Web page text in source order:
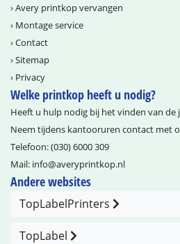
›Avery printkop vervangen
› Montage service
›Contact
›Sitemap
› Privacy
Welke printkop heeft u nodig?
Heeft u hulp nodig bij het vinden van
Neem tijdens kantooruren contact met
Telefoon:(030) 6000 309
Mail: info@­averyprintkop.nl
Andere websites
TopLabelPrinters
TopLabel